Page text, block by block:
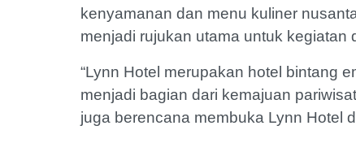
kenyamanan dan menu kuliner
menjadi rujukan utama untuk kegiatan
“Lynn Hotel merupakan hotel bintang
menjadi bagian dari kemajuan
juga berencana membuka Lynn Hotel